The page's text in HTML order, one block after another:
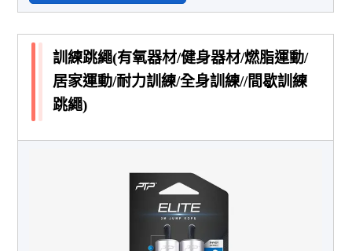
訓練跳繩(有氧器材/健身器材/燃脂運動/
居家運動/耐力訓練/全身訓練//間歇訓練
跳繩)